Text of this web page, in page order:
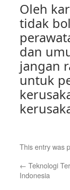
Oleh
tidak
dan
jangan
untuk
This entry was
← Teknologi
Indonesia